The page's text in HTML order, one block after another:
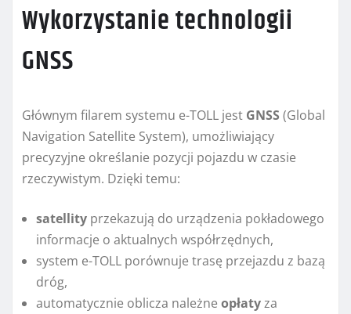
Wykorzystanie technologii
GNSS
Głównym filarem systemu e-TOLL jest GNSS (Global
Navigation Satellite System), umożliwiający
precyzyjne określanie pozycji pojazdu w czasie
rzeczywistym. Dzięki temu:
satellity przekazują do urządzenia pokładowego
informacje o aktualnych współrzędnych,
system e-TOLL porównuje trasę przejazdu z bazą
dróg,
automatycznie oblicza należne opłatyza